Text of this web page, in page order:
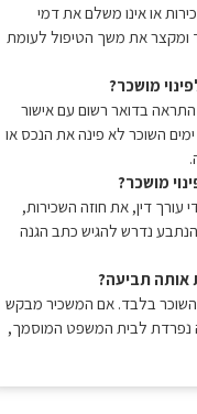
אינו משלם את דמי
את משך הטיפול לעומת
בדואר רשום עם אישור
שליח. רק אם בחלוף 30 ימים השוכר לא פינה את הנכס או
את חוזה השכירות,
להגיש כתב הגנה
תביעה?
בלבד. אם המשכיר מבקש
לבית המשפט המוסמך,